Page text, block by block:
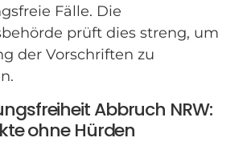
Fälle. Die
prüft dies streng, um
der Vorschriften zu
Abbruch NRW:
ohne Hürden